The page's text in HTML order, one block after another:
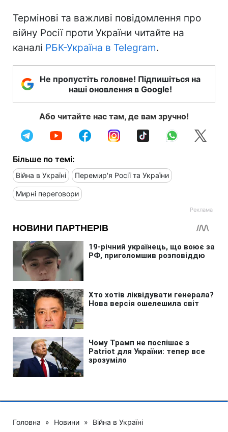
Термінові та важливі повідомлення про
війну Росії проти України читайте на
каналі РБК-Україна в Telegram.
Не пропустіть головне! Підпишіться на
наші оновлення в Google!
Або читайте нас там, де вам зручно!
Більше по темі:
Війна в Україні Перемир'я Росії та України
Мирні переговори
Головна » Новини » Війна в Україні